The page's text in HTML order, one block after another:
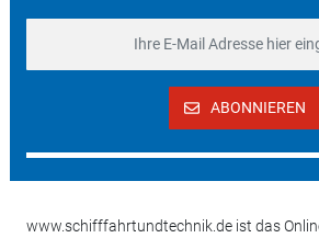
ABONNIEREN
www.schifffahrtundtechnik.de ist das